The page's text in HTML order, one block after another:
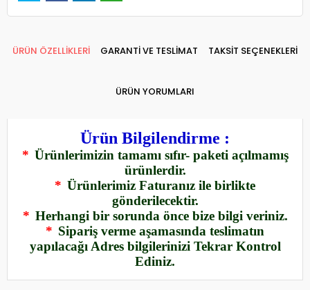
ÜRÜN ÖZELLİKLERİ GARANTİ VE TESLİMAT TAKSİT SEÇENEKLERİ
ÜRÜN YORUMLARI
Ürün Bilgilendirme :
* Ürünlerimizin tamamı sıfır- paketi açılmamış
ürünlerdir.
* Ürünlerimiz Faturanız ile birlikte
gönderilecektir.
* Herhangi bir sorunda önce bize bilgi veriniz.
* Sipariş verme aşamasında teslimatın
yapılacağı Adres bilgilerinizi Tekrar Kontrol
Ediniz.